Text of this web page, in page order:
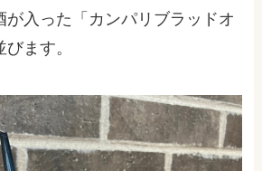
が入った「カンパリブラッドオ
ます。